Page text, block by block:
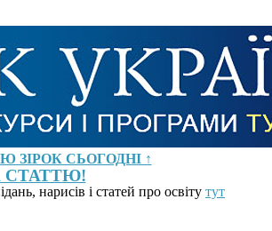
ЗІРОК СЬОГОДНІ ↑
СТАТТЮ!
нарисів і статей про освіту тут